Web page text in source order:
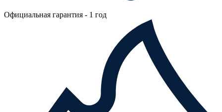
Официальная гарантия - 1 год